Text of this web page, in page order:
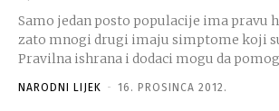
Samo jedan posto populacije ima pravu
zato mnogi drugi imaju simptome koji
Pravilna ishrana i dodaci mogu da
NARODNI LIJEK - 16. PROSINCA 2012.